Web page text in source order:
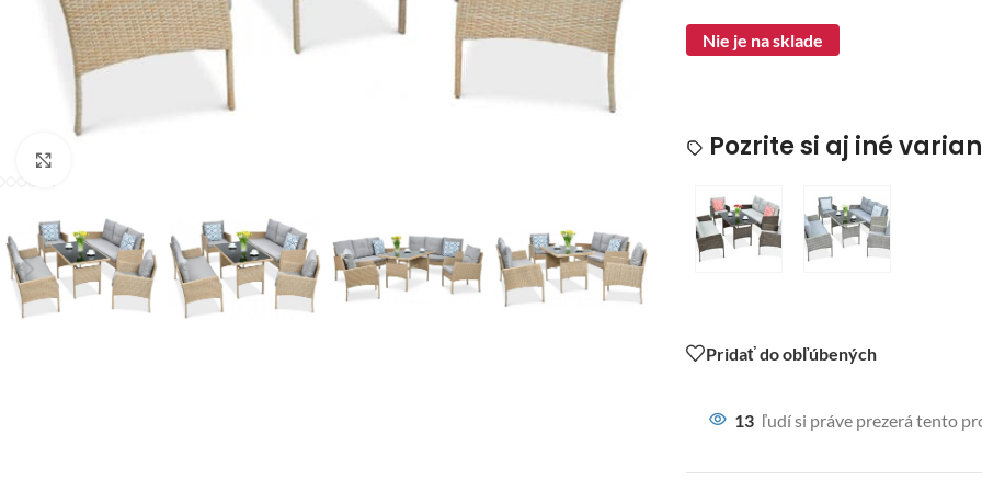
Nie je na sklade
Pozrite si aj iné
Pridať do obľúbených
13 ľudí si práve prezerá tento